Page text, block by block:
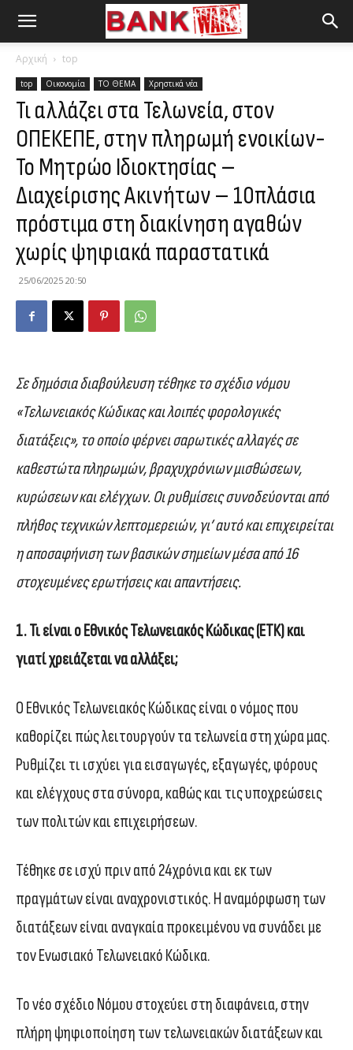
Αρχική top
top Οικονομία ΤΟ ΘΕΜΑ Χρηστικά νέα
Τι αλλάζει στα Τελωνεία, στον
ΟΠΕΚΕΠΕ, στην πληρωμή ενοικίων-
Το Μητρώο Ιδιοκτησίας –
Διαχείρισης Ακινήτων – 10πλάσια
πρόστιμα στη διακίνηση αγαθών
χωρίς ψηφιακά παραστατικά
25/06/2025 20:50
Σε δημόσια διαβούλευση τέθηκε το σχέδιο νόμου
«Τελωνειακός Κώδικας και λοιπές φορολογικές
διατάξεις», το οποίο φέρνει σαρωτικές αλλαγές σε
καθεστώτα πληρωμών, βραχυχρόνιων μισθώσεων,
κυρώσεων και ελέγχων. Οι ρυθμίσεις συνοδεύονται από
πλήθος τεχνικών λεπτομερειών, γι’ αυτό και επιχειρείται
η αποσαφήνιση των βασικών σημείων μέσα από 16
στοχευμένες ερωτήσεις και απαντήσεις.
1. Τι είναι ο Εθνικός Τελωνειακός Κώδικας (ΕΤΚ) και
γιατί χρειάζεται να αλλάξει;
Ο Εθνικός Τελωνειακός Κώδικας είναι ο νόμος που
καθορίζει πώς λειτουργούν τα τελωνεία στη χώρα μας.
Ρυθμίζει τι ισχύει για εισαγωγές, εξαγωγές, φόρους
και ελέγχους στα σύνορα, καθώς και τις υποχρεώσεις
των πολιτών και επιχειρήσεων.
Τέθηκε σε ισχύ πριν από 24χρόνια και εκ των
πραγμάτων είναι αναχρονιστικός. Η αναμόρφωση των
διατάξεων είναι αναγκαία προκειμένου να συνάδει με
τον Ενωσιακό Τελωνειακό Κώδικα.
Το νέο σχέδιο Νόμου στοχεύει στη διαφάνεια, στην
πλήρη ψηφιοποίηση των τελωνειακών διατάξεων και